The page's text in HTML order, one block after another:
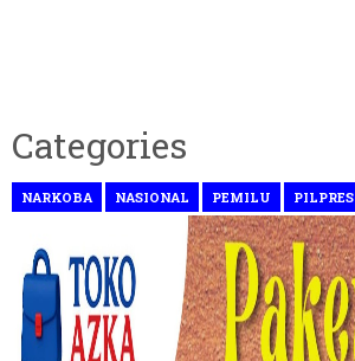
Categories
NARKOBA NASIONAL PEMILU PILPRES